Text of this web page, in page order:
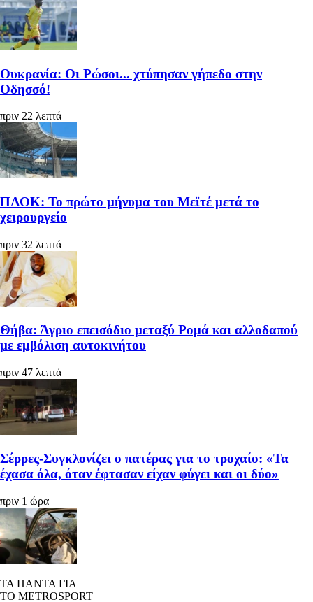
Ουκρανία: Οι Ρώσοι... χτύπησαν γήπεδο στην
Οδησσό!
πριν 22 λεπτά
ΠΑΟΚ: Το πρώτο μήνυμα του Μεϊτέ μετά το
χειρουργείο
πριν 32 λεπτά
Θήβα: Άγριο επεισόδιο μεταξύ Ρομά και αλλοδαπού
με εμβόλιση αυτοκινήτου
πριν 47 λεπτά
Σέρρες-Συγκλονίζει ο πατέρας για το τροχαίο: «Τα
έχασα όλα, όταν έφτασαν είχαν φύγει και οι δύο»
πριν 1 ώρα
ΤΑ ΠΑΝΤΑ ΓΙΑ
ΤΟ METROSPORT